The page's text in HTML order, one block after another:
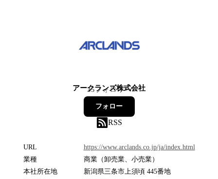
アークランズ株式会社
35フォロワー
フォロー
RSS
URL
https://www.arclands.co.jp/ja/index.html
業種
商業（卸売業、小売業）
本社所在地
新潟県三条市上須頃 445番地